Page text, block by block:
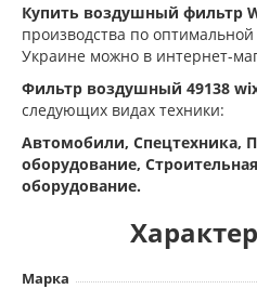
Купить воздушный фильтр
производства по
Украине можно в интернет-
Фильтр воздушный 49138
следующих видах техники:
Автомобили, Спецтехника,
оборудование,
оборудование.
Марка